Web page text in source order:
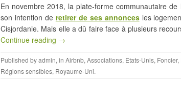
En novembre 2018, la plate-forme communautaire
son intention de retirer de ses annoncesles
Cisjordanie. Mais elle a dû faire face à plusieurs
Continue reading →
Published byadmin, in Airbnb, Associations, Etats-Unis, Foncier,
Régions sensibles, Royaume-Uni.